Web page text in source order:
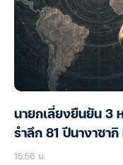
นายกเลี่ยงยืนยัน 3
รำลึก 81 ปีนางาซา
15:56 น.